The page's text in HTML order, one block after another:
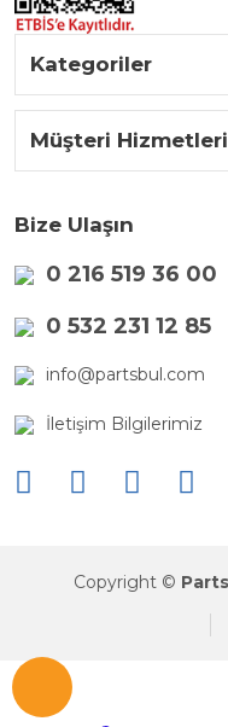
Kategoriler
Müşteri Hizmetleri
Bize Ulaşın
0 216 519 36 00
0 532 231 12 85
info@partsbul.com
İletişim Bilgilerimiz
Copyright ©